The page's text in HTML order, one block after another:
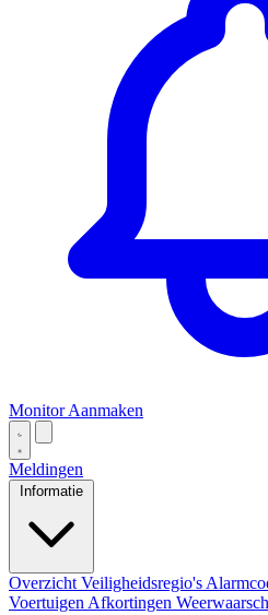
Monitor Aanmaken
Meldingen
Informatie
Overzicht Veiligheidsregio's
Voertuigen Afkortingen